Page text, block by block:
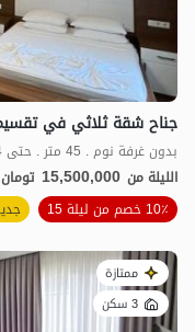
جناح شقة ثلاثي في
بدون غرفة نوم . 45 متر . حتى 4 ضيف
الليلة من 15,500,000 تومان
10٪ خصم من ليلة 15
ممتازة
3 سكن